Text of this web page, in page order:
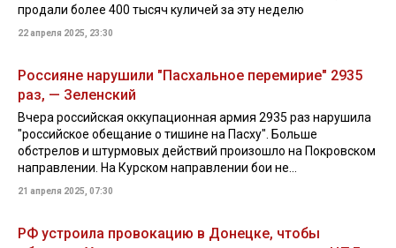
продали более 400 тысяч куличей за эту неделю
22 апреля 2025, 23:30
Россияне нарушили "Пасхальное перемирие" 2935
раз, — Зеленский
Вчера российская оккупационная армия 2935 раз нарушила
"российское обещание о тишине на Пасху". Больше
обстрелов и штурмовых действий произошло на Покровском
направлении. На Курском направлении бои не...
21 апреля 2025, 07:30
РФ устроила провокацию в Донецке, чтобы